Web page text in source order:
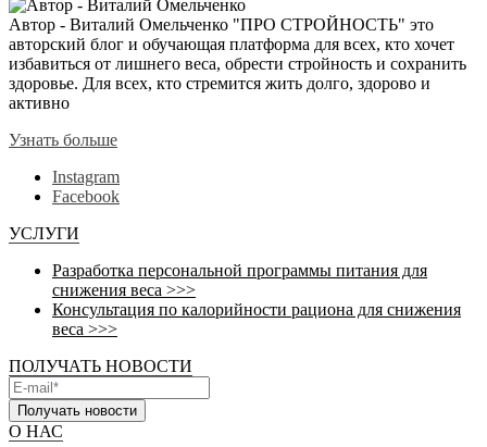
Автор - Виталий Омельченко "ПРО СТРОЙНОСТЬ" это
авторский блог и обучающая платформа для всех, кто хочет
избавиться от лишнего веса, обрести стройность и сохранить
здоровье. Для всех, кто стремится жить долго, здорово и
активно
Узнать больше
Instagram
Facebook
УСЛУГИ
Разработка персональной программы питания для
снижения веса >>>
Консультация по калорийности рациона для снижения
веса >>>
ПОЛУЧАТЬ НОВОСТИ
Получать новости
О НАС